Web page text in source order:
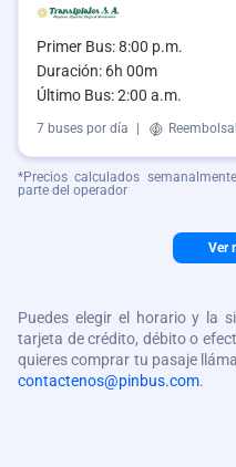
Primer Bus: 8:00 p.m.
Duración: 6h 00m
Último Bus: 2:00 a.m.
7 buses por día
*Precios calculados
parte del operador
Ver
Puedes elegir el horario y la
tarjeta de crédito, débito o
quieres comprar tu pasaje
contactenos@pinbus.com.